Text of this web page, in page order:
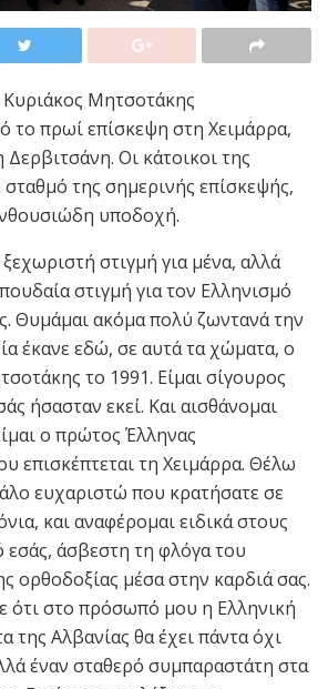
Μητσοτάκης
το πρωί επίσκεψη στη Χειμάρρα,
Δερβιτσάνη. Οι κάτοικοι της
της σημερινής επίσκεψής,
υποδοχή.
στιγμή για μένα, αλλά
στιγμή για τον Ελληνισμό
Θυμάμαι ακόμα πολύ ζωντανά την
έκανε εδώ, σε αυτά τα χώματα, ο
το 1991. Είμαι σίγουρος
ήσασταν εκεί. Και αισθάνομαι
ο πρώτος Έλληνας
επισκέπτεται τη Χειμάρρα. Θέλω
ευχαριστώ που κρατήσατε σε
και αναφέρομαι ειδικά στους
εσάς, άσβεστη τη φλόγα του
ορθοδοξίας μέσα στην καρδιά σας.
ότι στο πρόσωπό μου η Ελληνική
της Αλβανίας θα έχει πάντα όχι
έναν σταθερό συμπαραστάτη στα